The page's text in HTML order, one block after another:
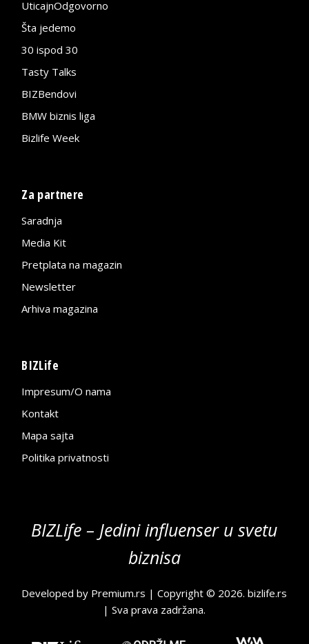
UticajnOdgovorno
Šta jedemo
30 ispod 30
Tasty Talks
BIZBendovi
BMW biznis liga
Bizlife Week
Za partnere
Saradnja
Media Kit
Pretplata na magazin
Newsletter
Arhiva magazina
BIZLife
Impresum/O nama
Kontakt
Mapa sajta
Politika privatnosti
BIZLife – Jedini influenser u svetu
biznisa
Developed by Premium.rs | Copyright © 2026.bizlife.rs
| Sva prava zadržana.